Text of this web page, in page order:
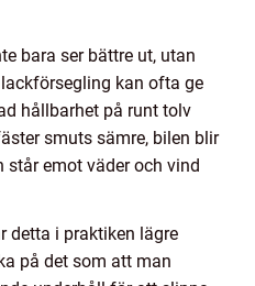
bara ser bättre ut, utan
kan ofta ge
hållbarhet på runt tolv
smuts sämre, bilen blir
emot väder och vind
detta i praktiken lägre
på det som att man